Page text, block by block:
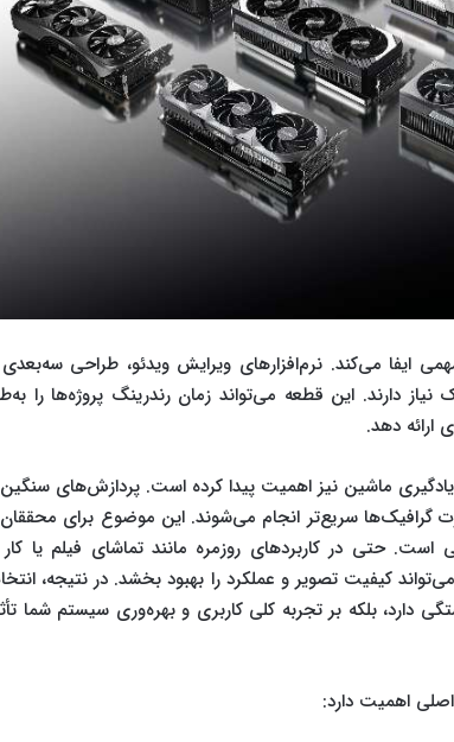
ایفا می‌کند. نرم‌افزارهای ویرایش ویدئو، طراحی
دارند. این قطعه می‌تواند زمان رندرینگ پروژه‌ها را
دهد.
ماشین نیز اهمیت پیدا کرده است. پردازش‌های
گرافیک‌ها سریع‌تر انجام می‌شوند. این موضوع برای
حتی در کاربردهای روزمره مانند تماشای فیلم یا کار
کیفیت تصویر و عملکرد را بهبود بخشد. در نتیجه،
دارد، بلکه بر تجربه کلی کاربری و بهره‌وری سیستم شما
اهمیت دارد: